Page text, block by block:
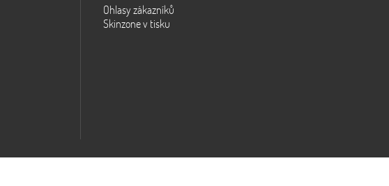
Ohlasy zákazníků
Skinzone v tisku